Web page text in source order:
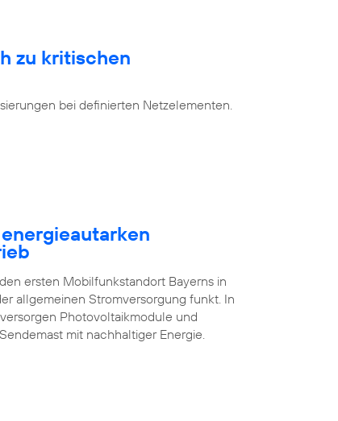
zu kritischen
bei definierten Netzelementen.
ersten Mobilfunkstandort Bayerns in
allgemeinen Stromversorgung funkt. In
Photovoltaikmodule und
mit nachhaltiger Energie.